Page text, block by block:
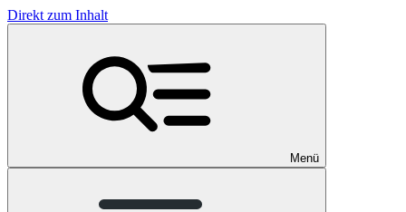
Direkt zum Inhalt
Menü